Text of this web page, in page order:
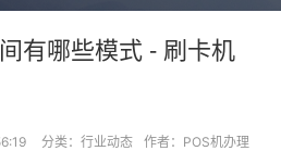
有哪些模式 - 刷卡机
分类： 行业动态
作者：POS机办理